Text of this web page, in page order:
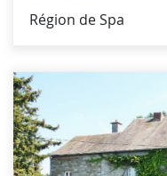
Région de Spa